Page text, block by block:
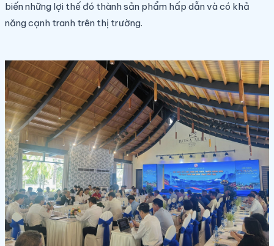
biến những lợi thế đó thành sản phẩm hấp dẫn và có khả
năng cạnh tranh trên thị trường.